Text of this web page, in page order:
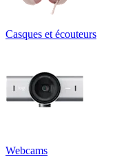
Casques et écouteurs
Webcams